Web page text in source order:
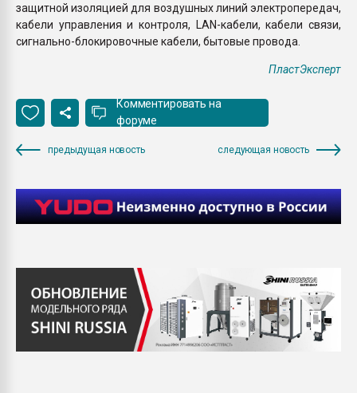
защитной изоляцией для воздушных линий электропередач,
кабели управления и контроля, LAN-кабели, кабели связи,
сигнально-блокировочные кабели, бытовые провода.
ПластЭксперт
Комментировать на
форуме
предыдущая новость следующая новость